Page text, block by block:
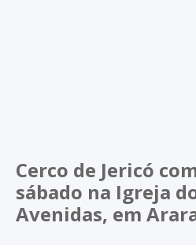
Cerco de Jericó
sábado na Igreja
Avenidas, em